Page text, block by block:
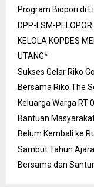
Program Biopori di
DPP-LSM-
KELOLA KOPDES
UTANG*
Sukses Gelar Riko
Bersama Riko The
Keluarga Warga RT
Bantuan
Belum Kembali ke
Sambut Tahun
Bersama dan